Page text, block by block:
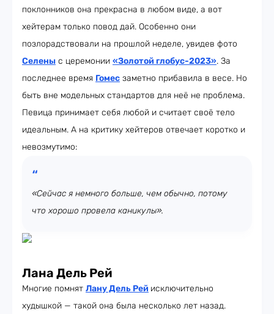
поклонников она прекрасна в любом виде, а вот
хейтерам только повод дай. Особенно они
позлорадствовали на прошлой неделе, увидев фото
Селены с церемонии «Золотой глобус-2023». За
последнее время Гомес заметно прибавила в весе. Но
быть вне модельных стандартов для неё не проблема.
Певица принимает себя любой и считает своё тело
идеальным. А на критику хейтеров отвечает коротко и
невозмутимо:
«Сейчас я немного больше, чем обычно, потому
что хорошо провела каникулы».
Лана Дель Рей
Многие помнят Лану Дель Рей исключительно
худышкой — такой она была несколько лет назад.